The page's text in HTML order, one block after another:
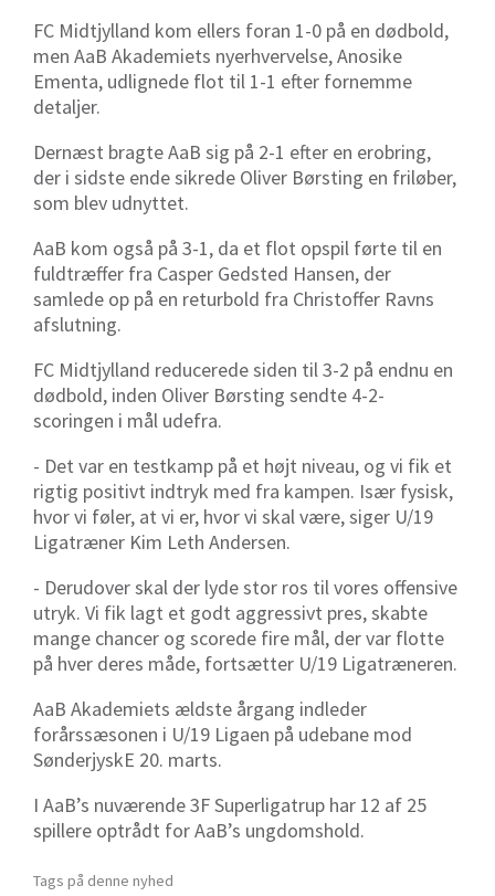
FC Midtjylland kom ellers foran 1-0 på en dødbold,
men AaB Akademiets nyerhvervelse, Anosike
Ementa, udlignede flot til 1-1 efter fornemme
detaljer.
Dernæst bragte AaB sig på 2-1 efter en erobring,
der i sidste ende sikrede Oliver Børsting en friløber,
som blev udnyttet.
AaB kom også på 3-1, da et flot opspil førte til en
fuldtræffer fra Casper Gedsted Hansen, der
samlede op på en returbold fra Christoffer Ravns
afslutning.
FC Midtjylland reducerede siden til 3-2 på endnu en
dødbold, inden Oliver Børsting sendte 4-2-
scoringen i mål udefra.
- Det var en testkamp på et højt niveau, og vi fik et
rigtig positivt indtryk med fra kampen. Især fysisk,
hvor vi føler, at vi er, hvor vi skal være, siger U/19
Ligatræner Kim Leth Andersen.
- Derudover skal der lyde stor ros til vores offensive
utryk. Vi fik lagt et godt aggressivt pres, skabte
mange chancer og scorede fire mål, der var flotte
på hver deres måde, fortsætter U/19 Ligatræneren.
AaB Akademiets ældste årgang indleder
forårssæsonen i U/19 Ligaen på udebane mod
SønderjyskE 20. marts.
I AaB’s nuværende 3F Superligatrup har 12 af 25
spillere optrådt for AaB’s ungdomshold.
Tags på denne nyhed